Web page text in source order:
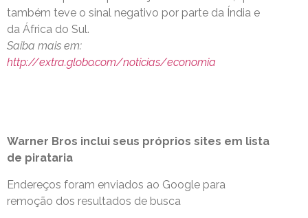
também teve o sinal negativo por parte da Índia e
da África do Sul.
Saiba mais em:
http://extra.globo.com/noticias/economia
Warner Bros inclui seus próprios sites em lista
de pirataria
Endereços foram enviados ao Google para
remoção dos resultados de busca